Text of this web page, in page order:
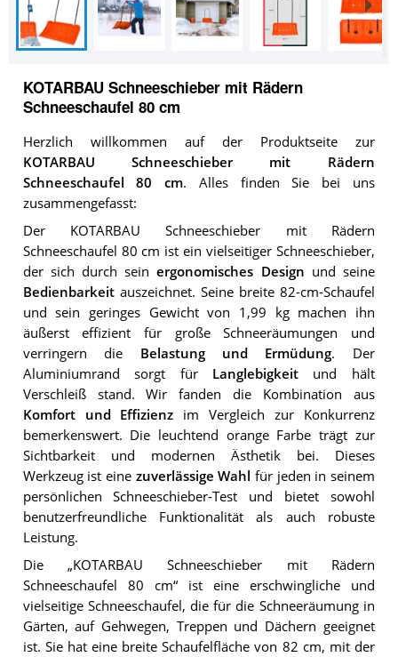
KOTARBAU Schneeschieber mit Rädern
Schneeschaufel 80 cm
Herzlich willkommen auf der Produktseite zur
KOTARBAU Schneeschieber mit Rädern
Schneeschaufel 80 cm. Alles finden Sie bei uns
zusammengefasst:
Der KOTARBAU Schneeschieber mit Rädern
Schneeschaufel 80 cm ist ein vielseitiger Schneeschieber,
der sich durch seinergonomisches Design und seine
Bedienbarkeitauszeichnet. Seine breite 82-cm-Schaufel
und sein geringes Gewicht von 1,99 kg machen ihn
äußerst effizient für große Schneeräumungen und
verringern die Belastung und Ermüdung. Der
Aluminiumrand sorgt für Langlebigkeit und hält
Verschleiß stand. Wir fanden die Kombination aus
Komfort und Effizienz im Vergleich zur Konkurrenz
bemerkenswert. Die leuchtend orange Farbe trägt zur
Sichtbarkeit und modernen Ästhetik bei. Dieses
Werkzeug ist eine zuverlässige Wahl für jeden in seinem
persönlichen Schneeschieber-Test und bietet sowohl
benutzerfreundliche Funktionalität als auch robuste
Leistung.
Die „KOTARBAU Schneeschieber mit Rädern
Schneeschaufel 80 cm“ ist eine erschwingliche und
vielseitige Schneeschaufel, die für die Schneeräumung in
Gärten, auf Gehwegen, Treppen und Dächern geeignet
ist. Sie hat eine breite Schaufelfläche von 82 cm, mit der